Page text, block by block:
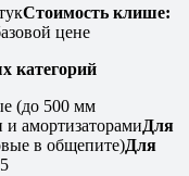
Стоимость клише:
цене
категорий
(до 500 мм
и амортизаторамиДля
в общепите)Для